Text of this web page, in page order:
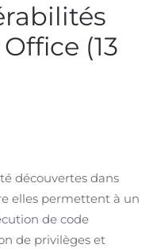
(13
découvertes dans
elles permettent à un
de code
de privilèges et